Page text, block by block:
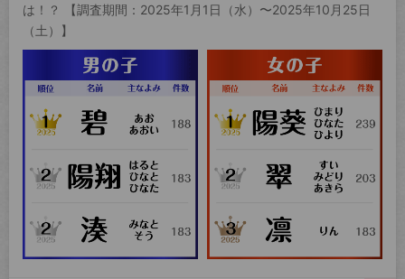
は！？ 【調査期間：2025年1月1日（水）〜2025年10月25日
（土）】